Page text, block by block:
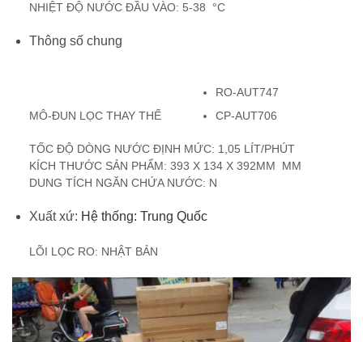
NHIỆT ĐỘ NƯỚC ĐẦU VÀO: 5-38 °C
Thông số chung
MÔ-ĐUN LỌC THAY THẾ
RO-AUT747
CP-AUT706
TỐC ĐỘ DÒNG NƯỚC ĐỊNH MỨC: 1,05 LÍT/PHÚT
KÍCH THƯỚC SẢN PHẨM: 393 X 134 X 392MM MM
DUNG TÍCH NGĂN CHỨA NƯỚC: N
Xuất xứ: Hệ thống: Trung Quốc
LÕI LỌC RO: NHẬT BẢN